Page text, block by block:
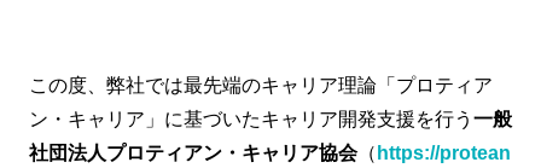
この度、弊社では最先端のキャリア理論「プロティア
ン・キャリア」に基づいたキャリア開発支援を行う 一般
社団法人プロティアン・キャリア協会（ https://protean